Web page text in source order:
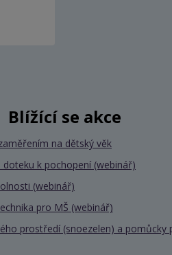
Blížící se akce
na dětský věk
doteku k pochopení (webinář)
(webinář)
pro MŠ (webinář)
prostředí (snoezelen) a pomůcky